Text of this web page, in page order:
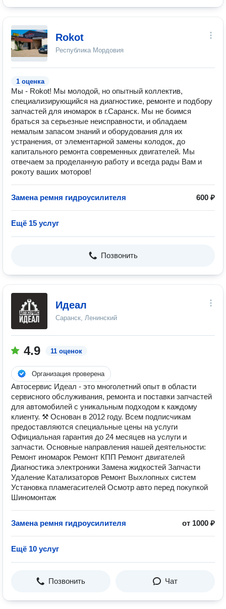
Rokot
Республика Мордовия
1 оценка
Мы - Rokot! Мы молодой, но опытный коллектив,
специализирующийся на диагностике, ремонте и подбору
запчастей для иномарок в г.Саранск. Мы не боимся
браться за серьезные неисправности, и обладаем
немалым запасом знаний и оборудования для их
устранения, от элементарной замены колодок, до
капитального ремонта современных двигателей. Мы
отвечаем за проделанную работу и всегда рады Вам и
рокоту ваших моторов!
Замена ремня гидроусилителя 600 ₽
Ещё 15 услуг
Позвонить
Идеал
Саранск, Ленинский
4.9 11 оценок
Организация проверена
Автосервис Идеал - это многолетний опыт в области
сервисного обслуживания, ремонта и поставки запчастей
для автомобилей с уникальным подходом к каждому
клиенту. ⚒ Основан в 2012 году. Всем подписчикам
предоставляются специальные цены на услуги
Официальная гарантия до 24 месяцев на услуги и
запчасти. Основные направления нашей деятельности:
Ремонт иномарок Ремонт КПП Ремонт двигателей
Диагностика электроники Замена жидкостей Запчасти
Удаление Катализаторов Ремонт Выхлопных систем
Установка пламегасителей Осмотр авто перед покупкой
Шиномонтаж
Замена ремня гидроусилителя от 1000 ₽
Ещё 10 услуг
Позвонить Чат